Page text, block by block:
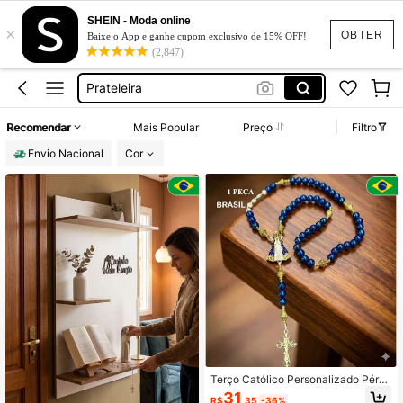
OBTER
×
SHEIN - Moda online
Baixe o App e ganhe cupom exclusivo de 15% OFF!
(2,847)
Rack
Decoração Para Sala
Prateleira
Prateleira Para Quarto
Decoração Para Sala
Recomendar Mais Popular Preço
Filtro
Envio Nacional
Cor
Terço Católico Personalizado Pérol
as Azuis e dourado Nossa Senhora
R$31 ,35 -36%